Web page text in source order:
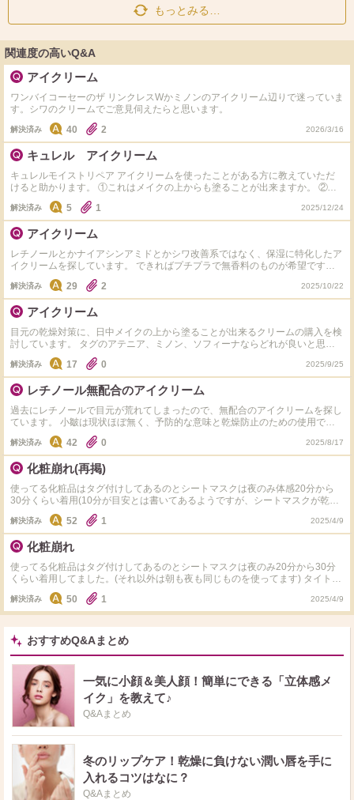
もっとみる…
関連度の高いQ&A
アイクリーム
ワンバイコーセーのザ リンクレスWかミノンのアイクリーム辺りで迷っていま
す。シワのクリームでご意見伺えたらと思います。
解決済み 40 2 2026/3/16
キュレル アイクリーム
キュレルモイストリペア アイクリームを使ったことがある方に教えていただ
けると助かります。 ①これはメイクの上からも塗ることが出来ますか。 ②ア
ミノモイストのアイクリームを使ったことがある方は、 アミノモイストと比
べてテクスチャはかたいですか、ゆるいですか。 アミノモイストをメイク前
メイク後たまに使うのですが、アミノモイストを使うとちりめんジワが出てし
まうので乗り換えようかなと思った次第です。 よろしくお願いします。
解決済み 5 1 2025/12/24
アイクリーム
レチノールとかナイアシンアミドとかシワ改善系ではなく、保湿に特化したア
イクリームを探しています。 できればプチプラで無香料のものが希望です。
キュレルとミノン以外でお願いします。
解決済み 29 2 2025/10/22
アイクリーム
目元の乾燥対策に、日中メイクの上から塗ることが出来るクリームの購入を検
討しています。 タグのアテニア、ミノン、ソフィーナならどれが良いと思い
ですよと言う方からのご意見を頂けるととても参考になるので助かります。
よろしくお願いします。
解決済み 17 0 2025/9/25
レチノール無配合のアイクリーム
過去にレチノールで目元が荒れてしまったので、無配合のアイクリームを探し
ています。 小皺は現状ほぼ無く、予防的な意味と乾燥防止のための使用で、
日中は使いません。予算は3000円台くらいまでです。 ChatGPTに聞いたら肌
ラボとミノンを教えてくれたのですが、他にも良いものがあれば教えてくださ
い。
解決済み 42 0 2025/8/17
化粧崩れ(再掲)
使ってる化粧品はタグ付けしてあるのとシートマスクは夜のみ体感20分から
30分くらい着用(10分が目安とは書いてあるようですが、シートマスクが乾燥
してなかったので使ってました)してました。(それ以外は朝も夜も同じものを
使っていて化粧下地どっち使ったか忘れてしまったので2つ入れてます。) タイ
トル通り化粧崩れの話です。 詳細を話すと昨日の朝の話なんですが、寝坊し
てしまい、駅から会社まで小さい橋もありつつ全力ダッシュし(多分普通に歩
いたら15分かからないくらいを5分でビル前到着)、何とか到着したはいいもの
のゼーハー言うほど走ったこと、走ってる時はマスクを外しましたが、会社の
ビルの前着いてマスクつけてエレベーター乗ったあたりでマスク内の蒸れを感
じたこと、フェイスパウダー塗るのを忘れたことに気付き、これは絶対化粧崩
れしてるだろうなと思いました。(出勤時間は9時) そして、お昼は11時からで
す。 いつもと違うのは前日ゆっくり時間かけてスキンケアしたことと前日の
シートマスクを20分から30分かけて着用したくらいなのですが、前日からの
スキンケアの保湿をしっかりすれば当日全力ダッシュしてしまったとしてフェ
イスパウダーしてなくても化粧崩れしにくくなるのでしょうか？(真夏は除く)
それともマキアージュのコントロールカラー(ミント)、ランコムの美容液、オ
バジの美容液は数日前から使い始めたアイテムたちでそれらのおかげなのか？
昨日の通勤時間帯の気温は12℃でした。 前回質問した時にコスメをタグ付け
してなかったのでタグ付け、少し本文加筆修正しました。 自分でも検証はし
てみるつもりです。
解決済み 52 1 2025/4/9
化粧崩れ
使ってる化粧品はタグ付けしてあるのとシートマスクは夜のみ20分から30分
くらい着用してました。(それ以外は朝も夜も同じものを使ってます) タイトル
通り化粧崩れの話です。 詳細を話すと今朝の話なんですが、寝坊してしま
い、駅から会社まで小さい橋もありつつ全力ダッシュし(多分普通に歩いたら
15分かからないくらいを5分でビル前到着)、何とか到着したはいいもののゼー
ハー言うほど走ったこと、走ってる時はマスクを外しましたが、会社のビルの
前着いてマスクつけてエレベーター乗ったあたりでマスク内の蒸れを感じたこ
と、フェイスパウダー塗るのを忘れたことに気付き、これは絶対化粧崩れして
るだろうなと思いました。(出勤時間は9時) そして、お昼は11時からでお昼時
間に鏡を見て化粧直ししようと思ったら小鼻の横に少しファンデーションが溜
まってるくらいで他は全然だったことに驚きました。 ここで質問です。 いつ
もと違うのは前日ゆっくり時間かけてスキンケアしたことと前日のシートマス
クを20分から30分かけて着用したくらいなのですが、前日からのスキンケア
の保湿をしっかりすれば当日全力ダッシュしてフェイスパウダーしてなくても
化粧崩れしにくくなるのでしょうか？(真夏は除く)
解決済み 50 1 2025/4/9
おすすめQ&Aまとめ
一気に小顔＆美人顔！簡単にできる「立体感メ
イク」を教えて♪
Q&Aまとめ
冬のリップケア！乾燥に負けない潤い唇を手に
入れるコツはなに？
Q&Aまとめ